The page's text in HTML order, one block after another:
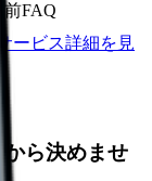
前FAQ
サービス詳細を見
ら決めませ